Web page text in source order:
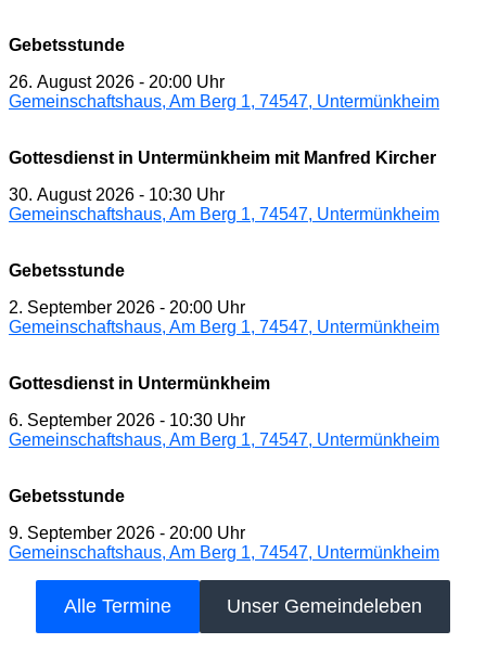
Gebetsstunde
26. August 2026 - 20:00 Uhr
Gemeinschaftshaus, Am Berg 1, 74547, Untermünkheim
Gottesdienst in Untermünkheim mit Manfred Kircher
30. August 2026 - 10:30 Uhr
Gemeinschaftshaus, Am Berg 1, 74547, Untermünkheim
Gebetsstunde
2. September 2026 - 20:00 Uhr
Gemeinschaftshaus, Am Berg 1, 74547, Untermünkheim
Gottesdienst in Untermünkheim
6. September 2026 - 10:30 Uhr
Gemeinschaftshaus, Am Berg 1, 74547, Untermünkheim
Gebetsstunde
9. September 2026 - 20:00 Uhr
Gemeinschaftshaus, Am Berg 1, 74547, Untermünkheim
Alle Termine Unser Gemeindeleben